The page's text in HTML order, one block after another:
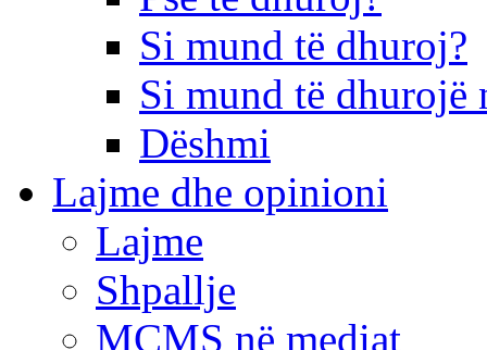
Si mund të dhuroj?
Si mund të dhurojë
Dëshmi
Lajme dhe opinioni
Lajme
Shpallje
MCMS në mediat